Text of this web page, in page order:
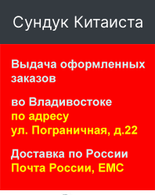
Сундук Китаиста